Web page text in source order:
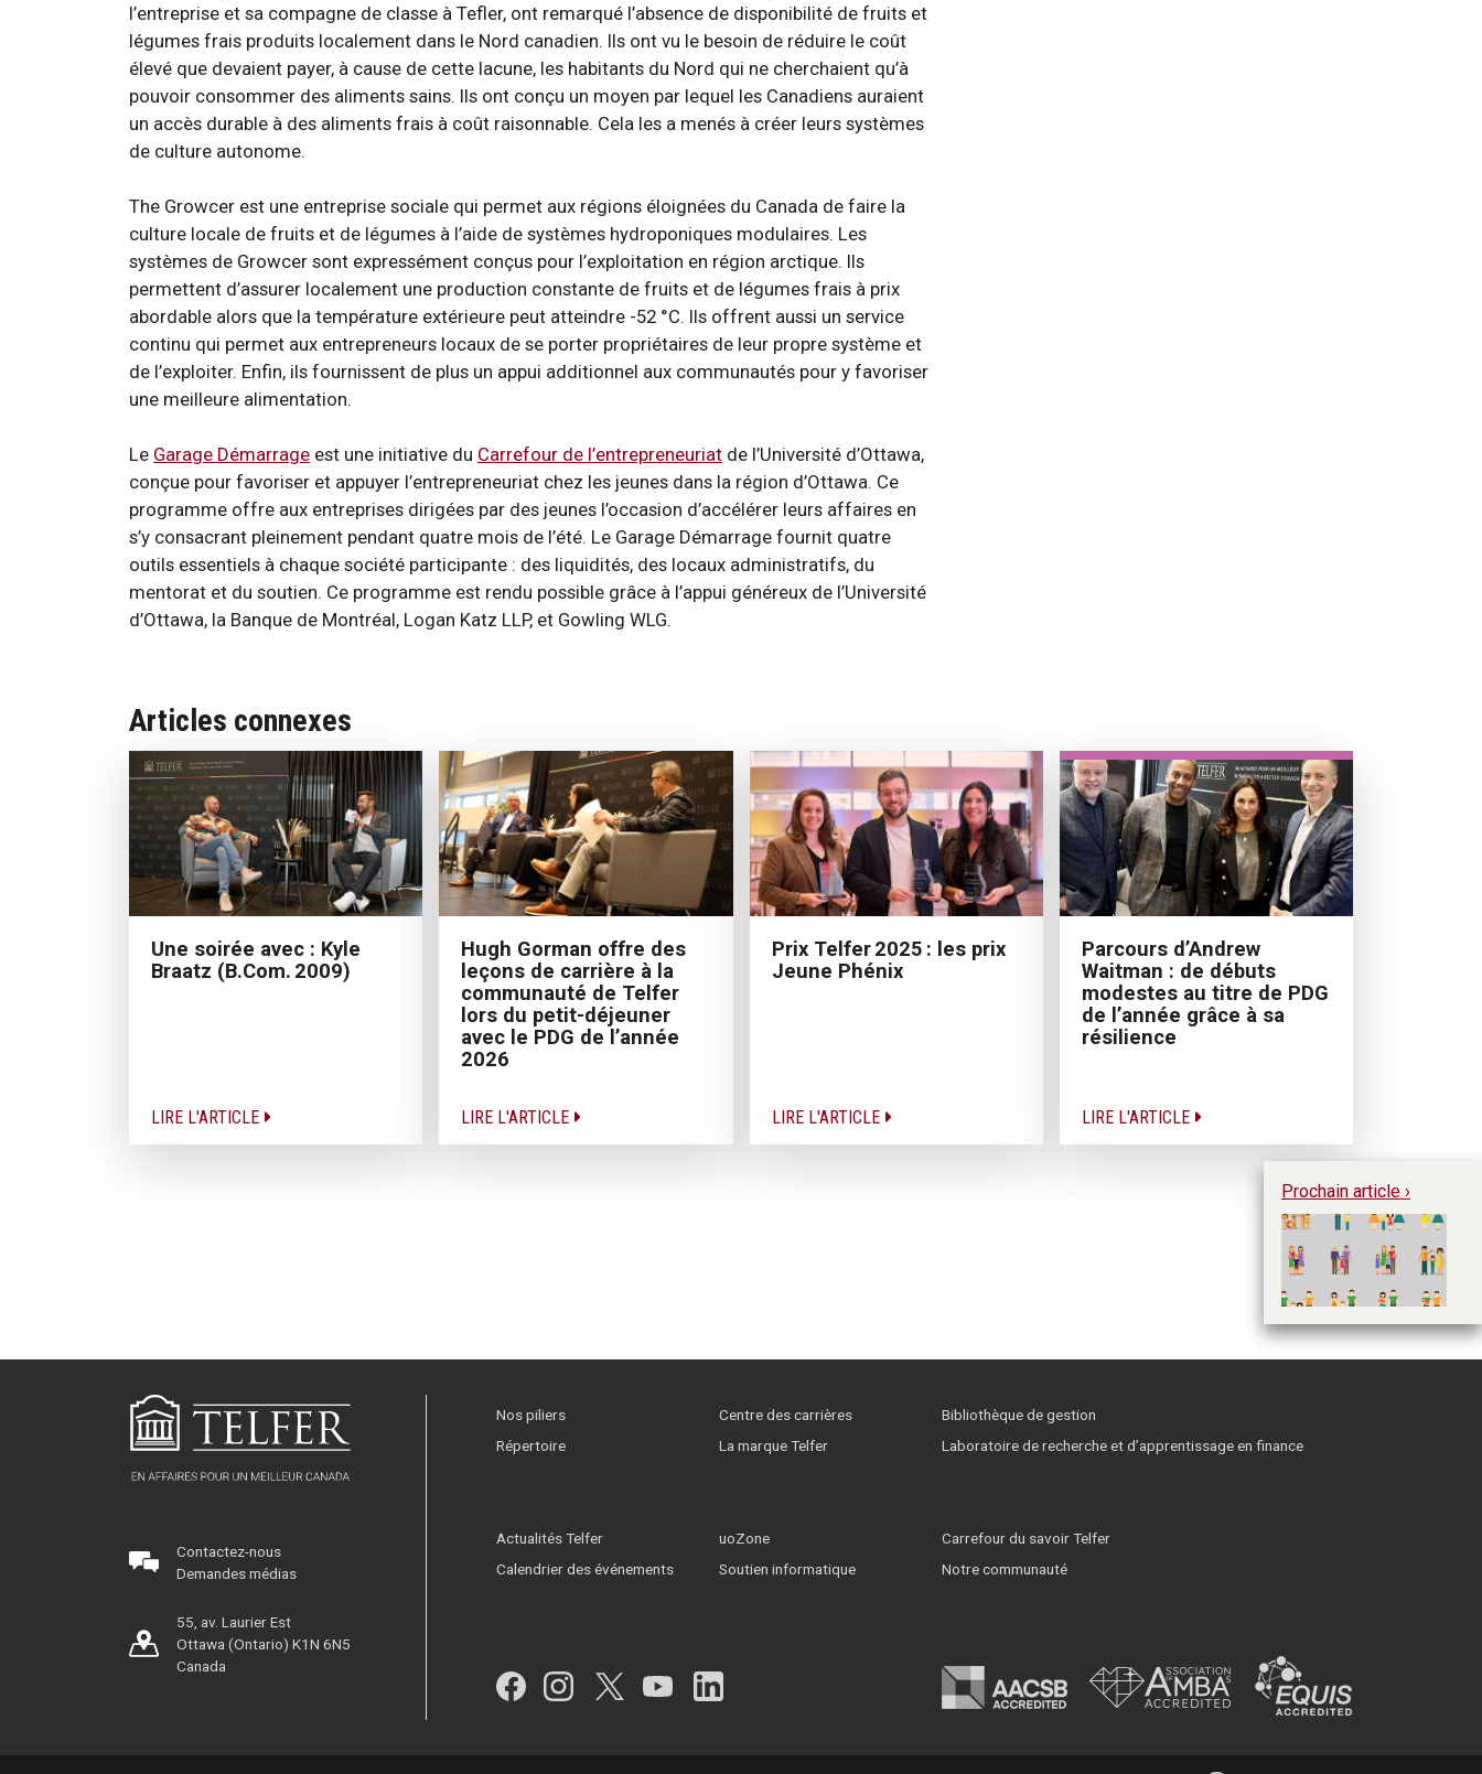
l’entreprise et sa compagne de classe à Tefler, ont remarqué l’absence de disponibilité de fruits et
légumes frais produits localement dans le Nord canadien. Ils ont vu le besoin de réduire le coût
élevé que devaient payer, à cause de cette lacune, les habitants du Nord qui ne cherchaient qu’à
pouvoir consommer des aliments sains. Ils ont conçu un moyen par lequel les Canadiens auraient
un accès durable à des aliments frais à coût raisonnable. Cela les a menés à créer leurs systèmes
de culture autonome.
The Growcer est une entreprise sociale qui permet aux régions éloignées du Canada de faire la
culture locale de fruits et de légumes à l’aide de systèmes hydroponiques modulaires. Les
systèmes de Growcer sont expressément conçus pour l’exploitation en région arctique. Ils
permettent d’assurer localement une production constante de fruits et de légumes frais à prix
abordable alors que la température extérieure peut atteindre -52 °C. Ils offrent aussi un service
continu qui permet aux entrepreneurs locaux de se porter propriétaires de leur propre système et
de l’exploiter. Enfin, ils fournissent de plus un appui additionnel aux communautés pour y favoriser
une meilleure alimentation.
Le Garage Démarrage est une initiative du Carrefour de l’entrepreneuriat de l’Université d’Ottawa,
conçue pour favoriser et appuyer l’entrepreneuriat chez les jeunes dans la région d’Ottawa. Ce
programme offre aux entreprises dirigées par des jeunes l’occasion d’accélérer leurs affaires en
s’y consacrant pleinement pendant quatre mois de l’été. Le Garage Démarrage fournit quatre
outils essentiels à chaque société participante : des liquidités, des locaux administratifs, du
mentorat et du soutien. Ce programme est rendu possible grâce à l’appui généreux de l’Université
d’Ottawa, la Banque de Montréal, Logan Katz LLP, et Gowling WLG.
Articles connexes
Une soirée avec : Kyle
Braatz (B.Com. 2009)
LIRE L'ARTICLE
Hugh Gorman offre des
leçons de carrière à la
communauté de Telfer
lors du petit-déjeuner
avec le PDG de l’année
2026
LIRE L'ARTICLE
Prix Telfer 2025 : les prix
Jeune Phénix
LIRE L'ARTICLE
Parcours d’Andrew
Waitman : de débuts
modestes au titre de PDG
de l’année grâce à sa
résilience
LIRE L'ARTICLE
Prochain article ›
Contactez-nous
Demandes médias
55, av. Laurier Est
Ottawa (Ontario) K1N 6N5
Canada
Nos piliers
Répertoire
Centre des carrières
La marque Telfer
Bibliothèque de gestion
Laboratoire de recherche et d’apprentissage en finance
Actualités Telfer
Calendrier des événements
uoZone
Soutien informatique
Carrefour du savoir Telfer
Notre communauté
Facebook
Instagram
Twitter
YouTubeLinkedIn